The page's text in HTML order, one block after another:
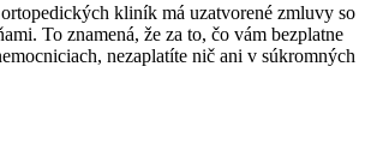
kliník má uzatvorené zmluvy so
To znamená, že za to, čo vám bezplatne
nezaplatíte nič ani v súkromných